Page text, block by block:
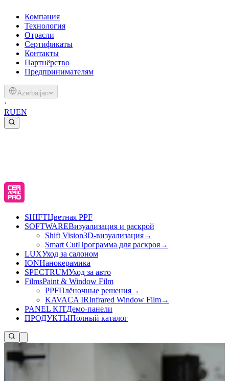
Компания
Технология
Отрасли
Сертификаты
Контакты
Партнёрство
Предпринимателям
Azerbaijan
·
RUEN
SHIFTЦветная PPF
SOFTWAREВизуализация и раскрой
Shift Vision3D-визуализация→
Smart CutПрограмма для раскроя→
LUXУход за салоном
IONНанокерамика
SPECTRUMУход за авто
FilmsPaint & Window Film
PPFПлёночные решения→
KAVACA IRInfrared Window Film→
PANEL KITДемо-панели
ПРОДУКТЫПолный каталог